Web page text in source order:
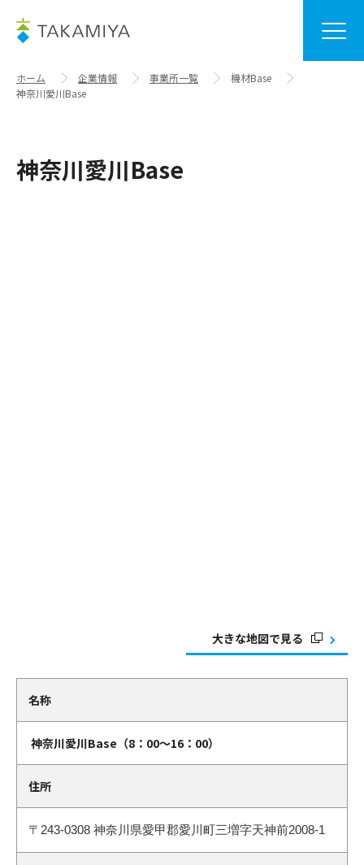
ホーム 企業情報 事業所一覧
機材Base
神奈川愛川Base
神奈川愛川Base
大きな地図で見る
名称
神奈川愛川Base（8：00～16：00）
住所
〒243-0308 神奈川県愛甲郡愛川町三増字天神前2008-1